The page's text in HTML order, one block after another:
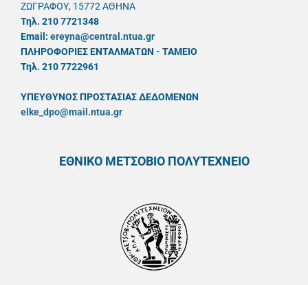
ΖΩΓΡΑΦΟΥ, 15772 ΑΘΗΝΑ
Τηλ. 210 7721348
Email: ereyna@central.ntua.gr
ΠΛΗΡΟΦΟΡΙΕΣ ΕΝΤΑΛΜΑΤΩΝ - ΤΑΜΕΙΟ
Τηλ. 210 7722961
ΥΠΕΥΘYΝΟΣ ΠΡΟΣΤΑΣΙΑΣ ΔΕΔΟΜΕΝΩΝ
elke_dpo@mail.ntua.gr
ΕΘΝΙΚΟ ΜΕΤΣΟΒΙΟ ΠΟΛΥΤΕΧΝΕΙΟ